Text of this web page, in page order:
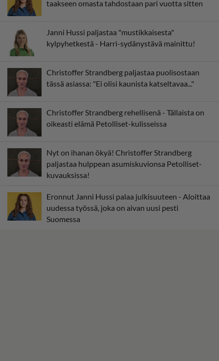
taakseen omasta tahdostaan pari vuotta sitten
Janni Hussi paljastaa "mustikkaisesta"
kylpyhetkestä - Harri-sydänystävä mainittu!
Christoffer Strandberg paljastaa puolisostaan
tässä asiassa: "Ei olisi kaunista katseltavaa..."
Christoffer Strandberg rehellisenä - Tällaista on
oikeasti elämä Petolliset-kulisseissa
Nyt on ihanan ökyä! Christoffer Strandberg
paljastaa hulppean asumiskuvionsa Petolliset-
kuvauksissa!
Eronnut Janni Hussi palaa julkisuuteen - Aloittaa
uudessa työssä, joka on aivan uusi pesti
Suomessa